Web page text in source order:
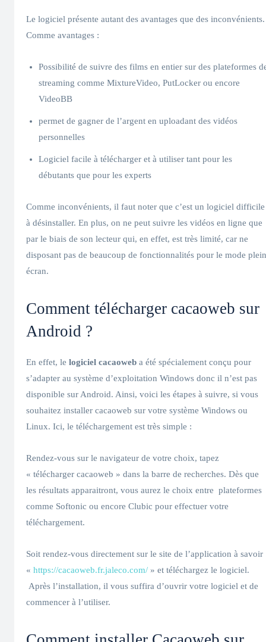
Le logiciel présente autant des avantages que des inconvénients.
Comme avantages :
Possibilité de suivre des films en entier sur des plateformes
streaming comme MixtureVideo, PutLocker ou encore
VideoBB
permet de gagner de l’argent en uploadant des vidéos
personnelles
Logiciel facile à télécharger et à utiliser tant pour les
débutants que pour les experts
Comme inconvénients, il faut noter que c’est un logiciel difficile
à désinstaller. En plus, on ne peut suivre les vidéos en ligne que
par le biais de son lecteur qui, en effet, est très limité, car ne
disposant pas de beaucoup de fonctionnalités pour le mode plein
écran.
Comment télécharger cacaoweb sur
Android ?
En effet, le logiciel cacaoweb a été spécialement conçu pour
s’adapter au système d’exploitation Windows donc il n’est pas
disponible sur Android. Ainsi, voici les étapes à suivre, si vous
souhaitez installer cacaoweb sur votre système Windows ou
Linux. Ici, le téléchargement est très simple :
Rendez-vous sur le navigateur de votre choix, tapez
« télécharger cacaoweb » dans la barre de recherches. Dès que
les résultats apparaitront, vous aurez le choix entre plateformes
comme Softonic ou encore Clubic pour effectuer votre
téléchargement.
Soit rendez-vous directement sur le site de l’application à savoir
« https://cacaoweb.fr.jaleco.com/ » et téléchargez le logiciel.
Après l’installation, il vous suffira d’ouvrir votre logiciel et de
commencer à l’utiliser.